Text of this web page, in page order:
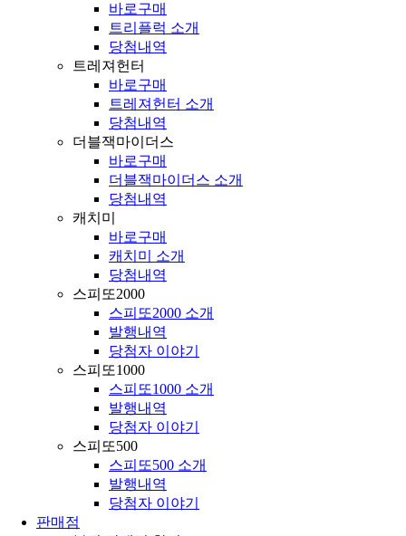
바로구매
트리플럭 소개
당첨내역
트레져헌터
바로구매
트레져헌터 소개
당첨내역
더블잭마이더스
바로구매
더블잭마이더스 소개
당첨내역
캐치미
바로구매
캐치미 소개
당첨내역
스피또2000
스피또2000 소개
발행내역
당첨자 이야기
스피또1000
스피또1000 소개
발행내역
당첨자 이야기
스피또500
스피또500 소개
발행내역
당첨자 이야기
판매점